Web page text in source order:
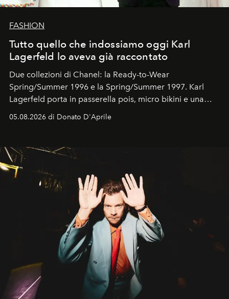
FASHION
Tutto quello che indossiamo oggi Karl
Lagerfeld lo aveva già raccontato
Due collezioni di Chanel: la Ready-to-Wear
Spring/Summer 1996 e la Spring/Summer 1997. Karl
Lagerfeld porta in passerella pois, micro bikini e una
Kate, Claudia e Carla una dietro l'altra. Trent'anni dopo,
uno dei documenti più contemporanei che abbiamo.
05.08.2026 di Donato D'Aprile